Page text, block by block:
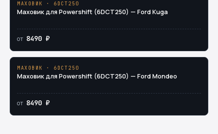
МАХОВИК · 6DCT250
Маховик для Powershift (6DCT250) — Ford Kuga
от 8490 ₽
МАХОВИК · 6DCT250
Маховик для Powershift (6DCT250) — Ford Mondeo
от 8490 ₽